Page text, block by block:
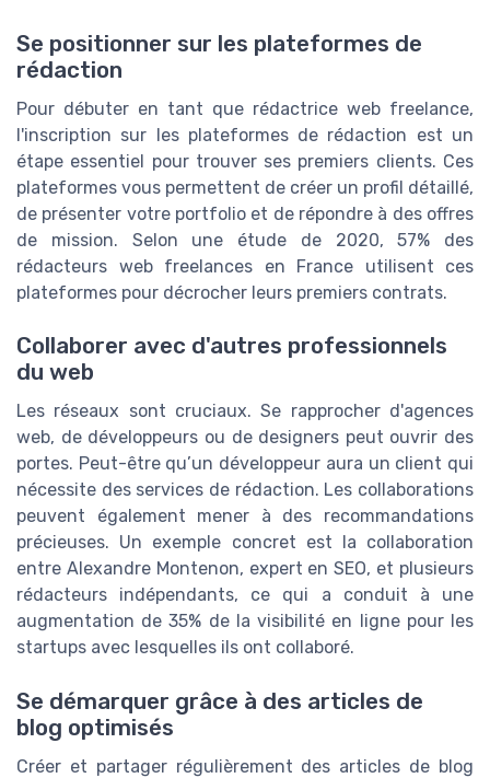
Se positionner sur les plateformes de
rédaction
Pour débuter en tant que rédactrice web freelance,
l'inscription sur les plateformes de rédaction est un
étape essentiel pour trouver ses premiers clients. Ces
plateformes vous permettent de créer un profil détaillé,
de présenter votre portfolio et de répondre à des offres
de mission. Selon une étude de 2020, 57% des
rédacteurs web freelances en France utilisent ces
plateformes pour décrocher leurs premiers contrats.
Collaborer avec d'autres professionnels
du web
Les réseaux sont cruciaux. Se rapprocher d'agences
web, de développeurs ou de designers peut ouvrir des
portes. Peut-être qu’un développeur aura un client qui
nécessite des services de rédaction. Les collaborations
peuvent également mener à des recommandations
précieuses. Un exemple concret est la collaboration
entre Alexandre Montenon, expert en SEO, et plusieurs
rédacteurs indépendants, ce qui a conduit à une
augmentation de 35% de la visibilité en ligne pour les
startups avec lesquelles ils ont collaboré.
Se démarquer grâce à des articles de
blog optimisés
Créer et partager régulièrement des articles de blog